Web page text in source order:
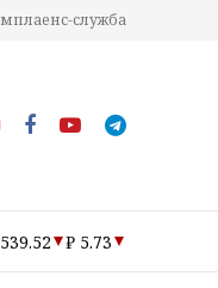
служба
₽ 5.73